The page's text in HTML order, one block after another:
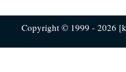
Copyright © 1999 - 2026